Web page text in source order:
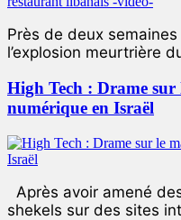
Près de deux
l’explosion meurtrière
High Tech : Drame
numérique en Israël
Après avoir amené
shekels sur des sites